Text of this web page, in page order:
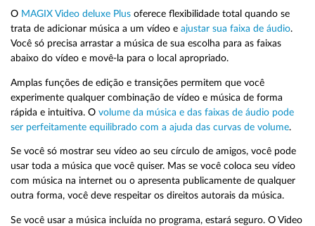
O MAGIX Video deluxe Plus oferece flexibilidade total quando se
trata de adicionar música a um vídeo e ajustar sua faixa de áudio.
Você só precisa arrastar a música de sua escolha para as faixas
abaixo do vídeo e movê-la para o local apropriado.
Amplas funções de edição e transições permitem que você
experimente qualquer combinação de vídeo e música de forma
rápida e intuitiva. O volume da música e das faixas de áudio pode
ser perfeitamente equilibrado com a ajuda das curvas de volume.
Se você só mostrar seu vídeo ao seu círculo de amigos, você pode
usar toda a música que você quiser. Mas se você coloca seu vídeo
com música na internet ou o apresenta publicamente de qualquer
outra forma, você deve respeitar os direitos autorais da música.
Se você usar a música incluída no programa, estará seguro. O Video